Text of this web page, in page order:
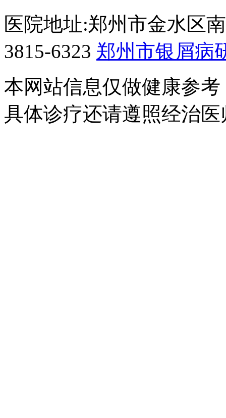
医院地址:郑州市金水区
3815-6323 郑州市银屑病
本网站信息仅做健康参
具体诊疗还请遵照经治医